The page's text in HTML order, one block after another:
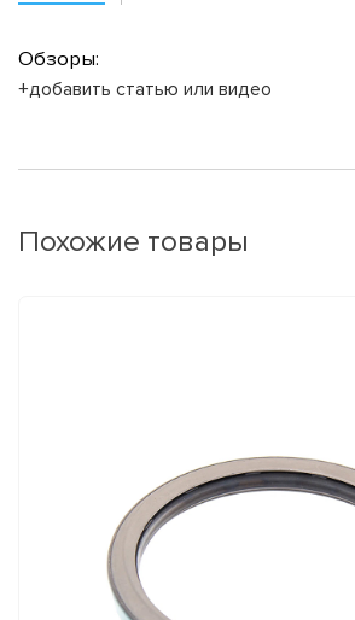
Обзоры:
+добавить статью или видео
Похожие товары